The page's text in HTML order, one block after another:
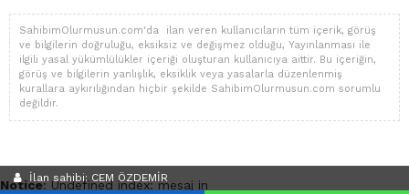
İlan sahibi: CEM ÖZDEMİR
SahibimOlurmusun.com'da ilan veren kullanıcıların tüm içerik, görüş
ve bilgilerin doğruluğu, eksiksiz ve değişmez olduğu, Yayınlanması ile
ilgili yasal yükümlülükler içeriği oluşturan kullanıcıya aittir. Bu içeriğin,
görüş ve bilgilerin yanlışlık, eksiklik veya yasalarla düzenlenmiş
kurallara aykırılığından hiçbir şekilde SahibimOlurmusun.com sorumlu
değildir.
Notice: Undefined index: mesaj in